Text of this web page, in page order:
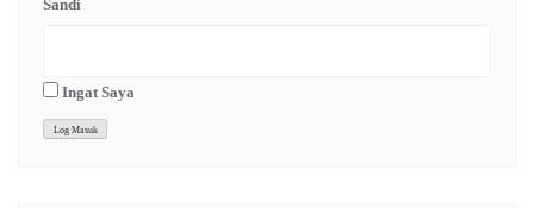
Sandi
Ingat Saya